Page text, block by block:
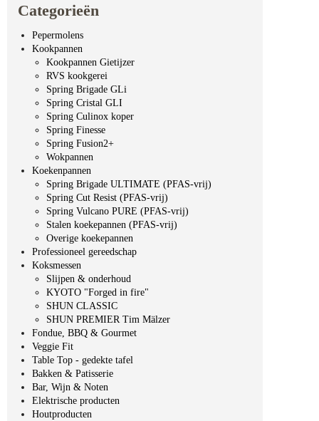
Categorieën
Pepermolens
Kookpannen
Kookpannen Gietijzer
RVS kookgerei
Spring Brigade GLi
Spring Cristal GLI
Spring Culinox koper
Spring Finesse
Spring Fusion2+
Wokpannen
Koekenpannen
Spring Brigade ULTIMATE (PFAS-vrij)
Spring Cut Resist (PFAS-vrij)
Spring Vulcano PURE (PFAS-vrij)
Stalen koekepannen (PFAS-vrij)
Overige koekepannen
Professioneel gereedschap
Koksmessen
Slijpen & onderhoud
KYOTO "Forged in fire"
SHUN CLASSIC
SHUN PREMIER Tim Mälzer
Fondue, BBQ & Gourmet
Veggie Fit
Table Top - gedekte tafel
Bakken & Patisserie
Bar, Wijn & Noten
Elektrische producten
Houtproducten